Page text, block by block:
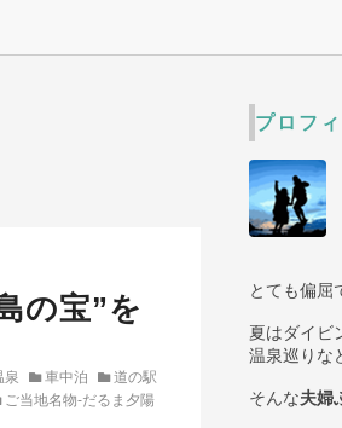
の宝”を
泉 車中泊
道の駅
ご当地名物-だるま夕陽
プロフ
とても偏屈
夏はダイビ
温泉巡りな
そんな夫婦